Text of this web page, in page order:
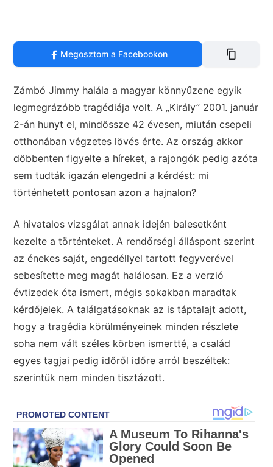
Megosztom a Facebookon
Zámbó Jimmy halála a magyar könnyűzene egyik
legmegrázóbb tragédiája volt. A „Király” 2001. január
2-án hunyt el, mindössze 42 évesen, miután csepeli
otthonában végzetes lövés érte. Az ország akkor
döbbenten figyelte a híreket, a rajongók pedig azóta
sem tudták igazán elengedni a kérdést: mi
történhetett pontosan azon a hajnalon?
A hivatalos vizsgálat annak idején balesetként
kezelte a történteket. A rendőrségi álláspont szerint
az énekes saját, engedéllyel tartott fegyverével
sebesítette meg magát halálosan. Ez a verzió
évtizedek óta ismert, mégis sokakban maradtak
kérdőjelek. A találgatásoknak az is táptalajt adott,
hogy a tragédia körülményeinek minden részlete
soha nem vált széles körben ismertté, a család
egyes tagjai pedig időről időre arról beszéltek:
szerintük nem minden tisztázott.